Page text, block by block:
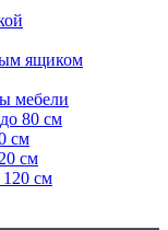
ящиком
мебели
80 см
см
см
см